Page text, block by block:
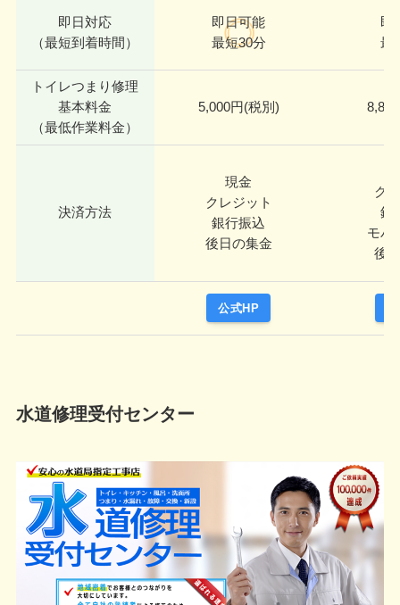
即日対応
（最短到着時間）
即日可能
最短30分
即
最
トイレつまり修理
基本料金
（最低作業料金）
5,000円(税別)
決済方法
現金
クレジット
銀行振込
後日の集金
ク
銀
モバ
後
公式HP
水道修理受付センター